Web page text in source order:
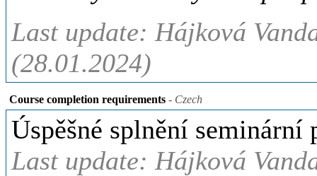
Last update: Hájková
(28.01.2024)
Course completion requirements - Czech
Úspěšné splnění seminární
Last update: Hájková